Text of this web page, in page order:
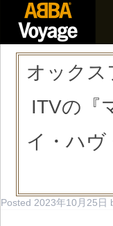
オックス
ITVの『
イ・ハヴ
Posted 2023年10月25日